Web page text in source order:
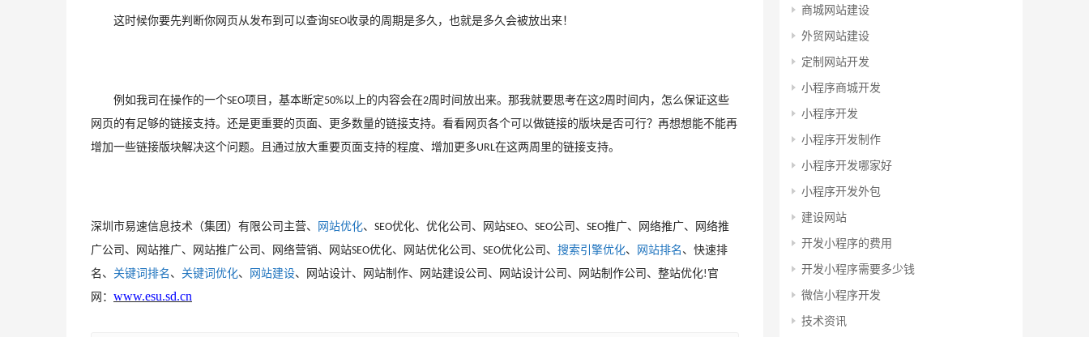
这时候你要先判断你网页从发布到可以查询SEO收录的周期是多久，也就是多久会被放出来！
例如我司在操作的一个SEO项目，基本断定50%以上的内容会在2周时间放出来。那我就要思考在这2周时间内，怎么保证这些
网页的有足够的链接支持。还是更重要的页面、更多数量的链接支持。看看网页各个可以做链接的版块是否可行？再想想能不能再
增加一些链接版块解决这个问题。且通过放大重要页面支持的程度、增加更多URL在这两周里的链接支持。
深圳市易速信息技术（集团）有限公司主营、 网站优化、 SEO优化、优化公司、网站SEO、 SEO公司、 SEO推广、网络推广、网络推
广公司、网站推广、网站推广公司、网络营销、网站SEO优化、网站优化公司、 SEO优化公司、 搜索引擎优化、 网站排名 、快速排
名、 关键词排名 、 关键词优化、 网站建设、网站设计、网站制作、网站建设公司、网站设计公司、网站制作公司、整站优化! 官
网： www.esu.sd.cn
商城网站建设
外贸网站建设
定制网站开发
小程序商城开发
小程序开发
小程序开发制作
小程序开发哪家好
小程序开发外包
建设网站
开发小程序的费用
开发小程序需要多少钱
微信小程序开发
技术资讯